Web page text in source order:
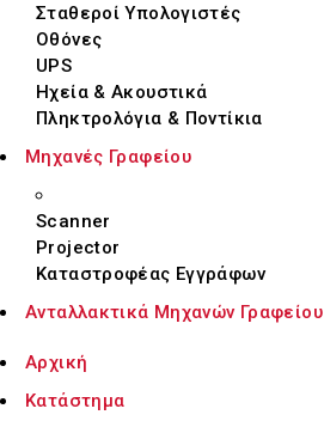
Σταθεροί Υπολογιστές
Οθόνες
UPS
Ηχεία & Ακουστικά
Πληκτρολόγια & Ποντίκια
Μηχανές Γραφείου
Scanner
Projector
Καταστροφέας Εγγράφων
Ανταλλακτικά Μηχανών Γραφείου
Αρχική
Κατάστημα